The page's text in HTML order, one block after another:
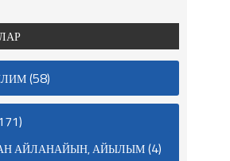
(58)
АЙЛАНАЙЫН, АЙЫЛЫМ(4)